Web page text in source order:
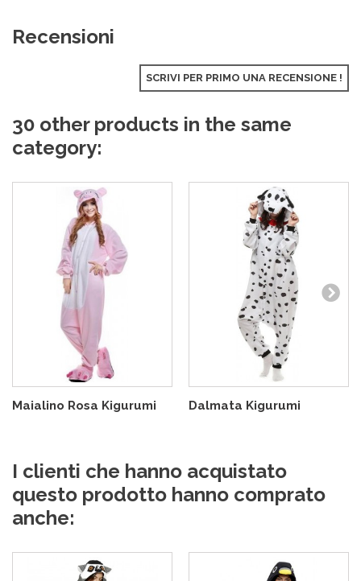
Recensioni
SCRIVI PER PRIMO UNA RECENSIONE !
30 other products in the same
category:
Maialino Rosa Kigurumi Dalmata Kigurumi
I clienti che hanno acquistato
questo prodotto hanno comprato
anche: